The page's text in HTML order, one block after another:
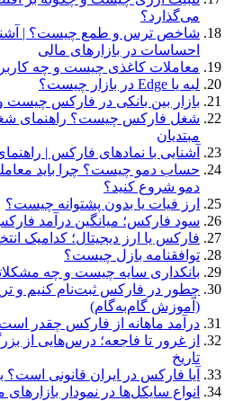
می‌گذارد؟
شاخص ترس و طمع چیست؟ | آشنایی
احساسات در بازارهای مالی
معاملات کاغذی چیست و چه
لبه یا Edge در بازار چیست؟
بازار بین بانکی در فارکس چیست
شغل فارکس چیست؟ راهنمای
مبتدیان
آشنایی با نمادهای فارکس |
حساب دمو چیست؟ چرا باید
دمو شروع کنید؟
ارز فیات یا بدون پشتوانه چیست؟
سود فارکس؛ میانگین درآمد
فارکس یا ارز دیجیتال؛ کدامیک
توافقنامه بازل چیست؟
بانکداری سایه چیست و چه
چطور در فارکس ثبت‌نام کنیم و
(آموزش گام‌به‌گام)
درآمد ماهانه از فارکس چقدر
از غرور تا فاجعه؛ درس‌هایی از
تاریخ
آیا فارکس در ایران قانونی
انواع سایکل‌ها در نمودار